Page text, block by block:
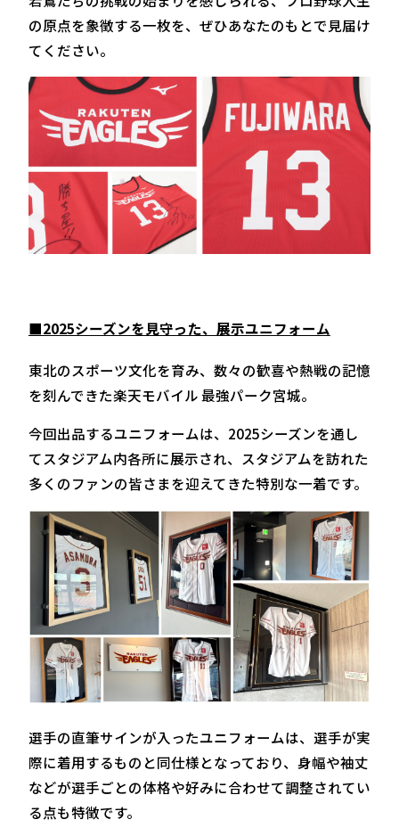
の原点を象徴する一枚を、ぜひあなたのもとで見届け
てください。
■2025シーズンを見守った、展示ユニフォーム
東北のスポーツ文化を育み、数々の歓喜や熱戦の記憶
を刻んできた楽天モバイル 最強パーク宮城。
今回出品するユニフォームは、2025シーズンを通し
てスタジアム内各所に展示され、スタジアムを訪れた
多くのファンの皆さまを迎えてきた特別な一着です。
選手の直筆サインが入ったユニフォームは、選手が実
際に着用するものと同仕様となっており、身幅や袖丈
などが選手ごとの体格や好みに合わせて調整されてい
る点も特徴です。